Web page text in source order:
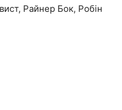
Райнер Бок, Робін